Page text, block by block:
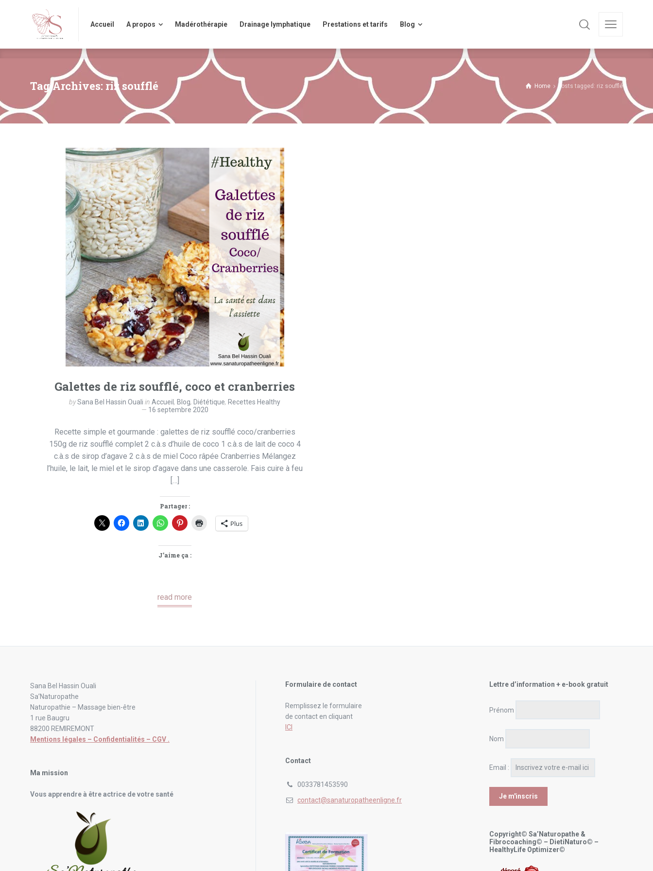
Accueil A propos Madérothérapie Drainage lymphatique Prestations et tarifs Blog
Tag Archives: riz soufflé Home Posts tagged: riz soufflé
Galettes de riz soufflé, coco et cranberries
bySana Bel Hassin Ouali in Accueil , Blog, Diététique, Recettes Healthy
16 septembre 2020
Recette simple et gourmande : galettes de riz soufflé coco/cranberries
150g de riz soufflé complet 2 c.à.s d’huile de coco 1 c.à.s de lait de coco 4
c.à.s de sirop d’agave 2 c.à.s de miel Coco râpée Cranberries Mélangez
l’huile, le lait, le miel et le sirop d’agave dans une casserole. Fais cuire à feu
[…]
Partager :
Plus
J’aime ça :
read more
Sana Bel Hassin Ouali
Sa’Naturopathe
Naturopathie – Massage bien-être
1 rue Baugru
88200 REMIREMONT
Mentions légales – Confidentialités – CGV .
Ma mission
Vous apprendre à être actrice de votre santé
Formulaire de contact
Remplissez le formulaire
de contact en cliquant
ICI
Contact
0033781453590
contact@sanaturopatheenligne.fr
Lettre d’information + e-book gratuit
Prénom
Nom
Email :
Copyright© Sa’Naturopathe &
Fibrocoaching© – DietiNaturo© –
HealthyLife Optimizer©